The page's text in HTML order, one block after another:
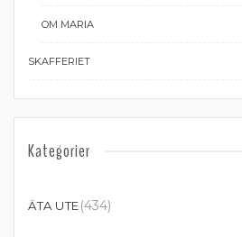
OM MARIA
SKAFFERIET
Kategorier
ÄTA UTE(434)